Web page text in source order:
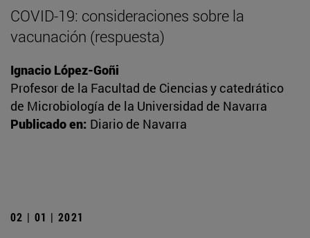
COVID-19: consideraciones sobre la
vacunación (respuesta)
Ignacio López-Goñi
Profesor de la Facultad de Ciencias y catedrático
de Microbiología de la Universidad de Navarra
Publicado en: Diario de Navarra
02 | 01 | 2021